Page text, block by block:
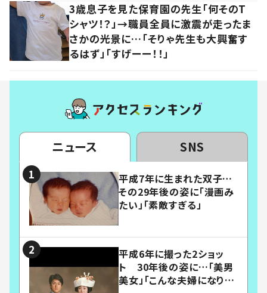
3歳息子を見た保育園の先生「何そのT
シャツ！？」→職員全員に激震が走ったま
さかの光景に…「そりゃ先生も大興奮す
るはず」「すげーー！！」
ニュース SNS
平成7年に生まれた双子…
その29年後の姿に「漫画み
たい」「素敵すぎる」
平成6年に撮った2ショッ
ト 30年後の姿に…「美男
美女」「こんな夫婦になりた